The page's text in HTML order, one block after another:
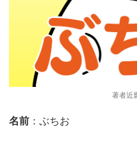
著者近
名前 ：ぶちお